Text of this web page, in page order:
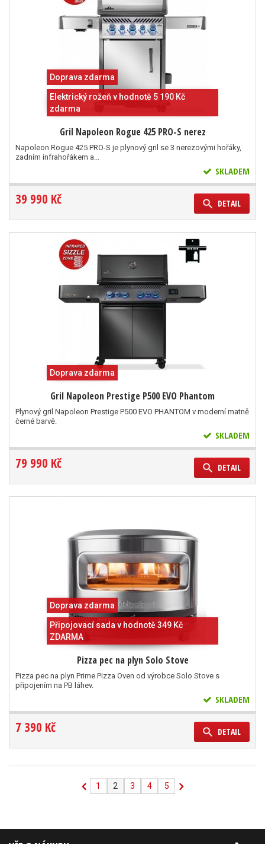
Doprava zdarma
Elektrický rožeň v hodnotě 5 190 Kč
zdarma
Gril Napoleon Rogue 425 PRO-S nerez
Napoleon Rogue 425 PRO-S je plynový gril se 3 nerezovými hořáky,
zadním infrahořákem a...
SKLADEM
39 990 Kč DETAIL
Doprava zdarma
Gril Napoleon Prestige P500 EVO Phantom
Plynový gril Napoleon Prestige P500 EVO PHANTOM v moderní matně
černé barvě.
SKLADEM
79 990 Kč DETAIL
Doprava zdarma
Připojovací sada v hodnotě 349 Kč
ZDARMA
Pizza pec na plyn Solo Stove
Pizza pec na plyn Prime Pizza Oven od výrobce Solo Stove s
připojením na PB láhev.
SKLADEM
7 390 Kč DETAIL
1 2 3 4 5